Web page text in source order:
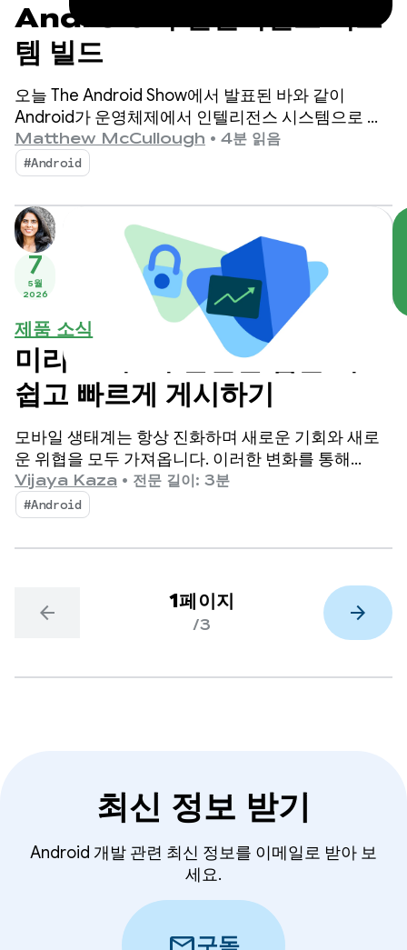
Android의 인텔리전스 시스
템 빌드
오늘 The Android Show에서 발표된 바와 같이
Android가 운영체제에서 인텔리전스 시스템으로 전
환되어 앱과의 상호작용 기회가 늘어납니다.
Matthew McCullough • 4분 읽음
#Android
7
5월
2026
제품 소식
미리 보기: 더 안전한 앱을 더
쉽고 빠르게 게시하기
모바일 생태계는 항상 진화하며 새로운 기회와 새로
운 위협을 모두 가져옵니다. 이러한 변화를 통해
Android와 Google Play는 수십억 명의 사용자가 안
심하고 앱을 계속 즐길 수 있고 개발자 혁신이 번성할
수 있도록 최선을 다하고 있습니다.
Vijaya Kaza • 전문 길이: 3분
#Android
arrow_back 1페이지
/3 arrow_forward
최신 정보 받기
Android 개발 관련 최신 정보를 이메일로 받아 보
세요.